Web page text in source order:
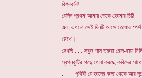
বিশ্বকবি!
যেদিন প্রথম আমায় ডেকে তোমার চিঠি
এল, এখনো সেই দিনটি আসে তোমার স্পর্শ
মেখে।
দেখছি . . . সবুজ শাস তরুরা রোদ-ছায়া
স্বপ্নকুটির গড়ে খেলা করছে কবিদের
. পৃথিবী যে তাদের কাছ থেকে আর